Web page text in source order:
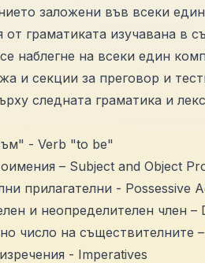
заложени във всеки
от граматиката изучавана в
наблегне на всеки един
и секции за преговор и
следната граматика и
- Verb "to be"
– Subject and Object
прилагателни - Pоssessive
и неопределителен член –
число на съществителните
- Imperatives